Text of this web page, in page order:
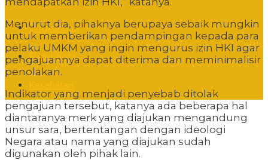
Lingkungan
Sudut Kota
Menurut dia, pihaknya berupaya sebaik mungkin
untuk memberikan pendampingan kepada para
pelaku UMKM yang ingin mengurus izin HKI agar
pengajuannya dapat diterima dan meminimalisir
penolakan.
Indikator yang menjadi penyebab ditolak
pengajuan tersebut, katanya ada beberapa hal
diantaranya merk yang diajukan mengandung
unsur sara, bertentangan dengan ideologi
Negara atau nama yang diajukan sudah
digunakan oleh pihak lain.